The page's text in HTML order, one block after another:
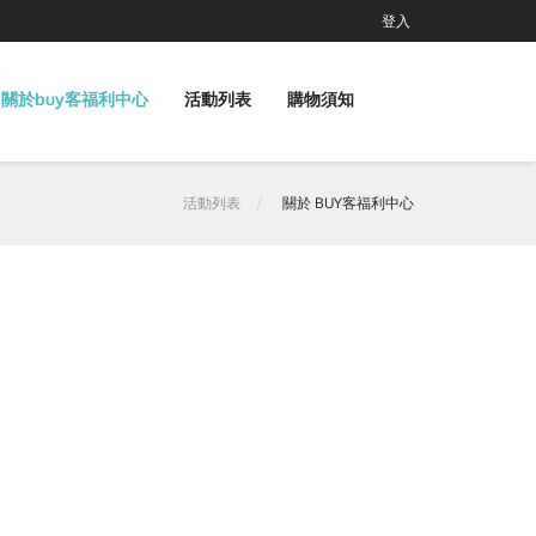
登入
關於buy客福利中心 活動列表 購物須知
活動列表 關於 BUY客福利中心